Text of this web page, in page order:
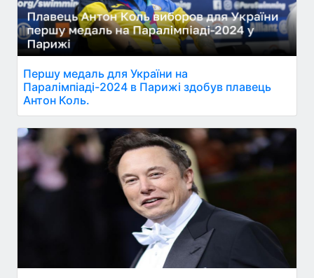
Першу медаль для України на
Паралімпіаді-2024 в Парижі здобув плавець
Антон Коль.